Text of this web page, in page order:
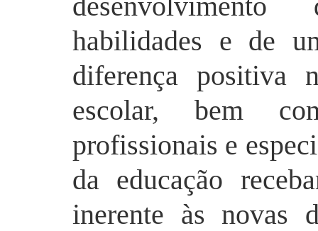
habilidades e de
diferença positiva
escolar, bem
profissionais e
da educação
inerente às novas